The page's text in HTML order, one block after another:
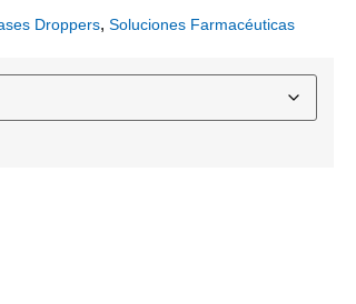
Droppers, Soluciones Farmacéuticas